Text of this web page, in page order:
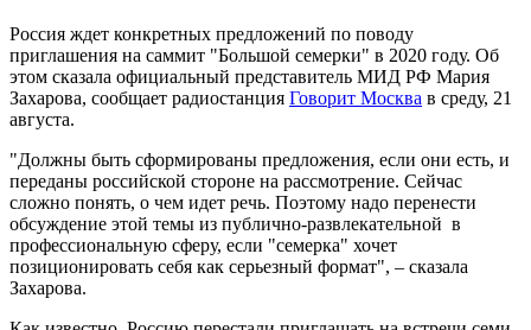
Россия ждет конкретных предложений по поводу
приглашения на саммит "Большой семерки" в 2020 году. Об
этом сказала официальный представитель МИД РФ Мария
Захарова, сообщает радиостанция Говорит Москва в среду, 21
августа.
"Должны быть сформированы предложения, если они есть, и
переданы российской стороне на рассмотрение. Сейчас
сложно понять, о чем идет речь. Поэтому надо перенести
обсуждение этой темы из публично-развлекательной в
профессиональную сферу, если "семерка" хочет
позиционировать себя как серьезный формат", – сказала
Захарова.